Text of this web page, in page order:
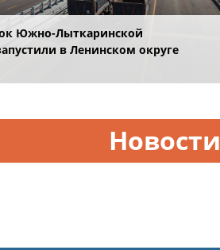
Южно-Лыткаринской
в Ленинском округе
Новости